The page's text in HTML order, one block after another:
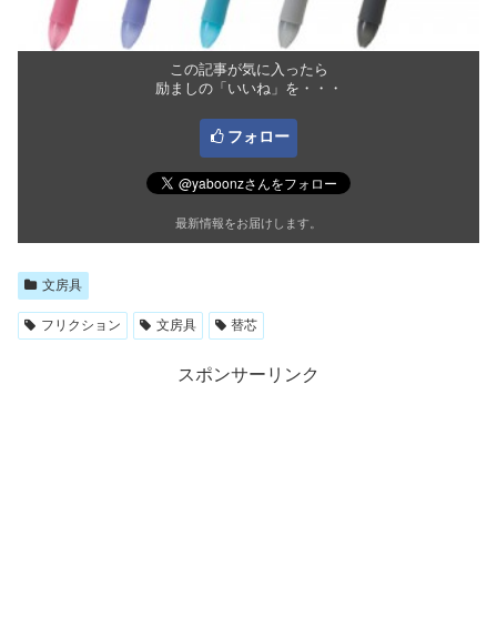
この記事が気に入ったら
励ましの「いいね」を・・・
フォロー
最新情報をお届けします。
文房具
フリクション 文房具 替芯
スポンサーリンク